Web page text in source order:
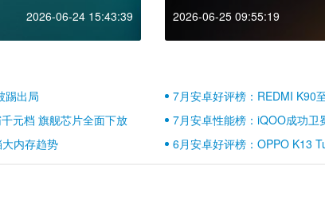
2026-06-24 15:43:39 2026-06-25 09:55:19
踢出局
7月安卓好评榜：REDMI K90
壁江山
元档 旗舰芯片全面下放
7月安卓性能榜：iQOO成功卫
内存趋势
6月安卓好评榜：OPPO K13